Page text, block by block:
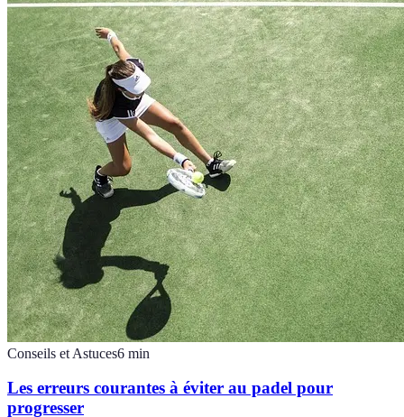
Conseils et Astuces6 min
Les erreurs courantes à éviter au padel pour
progresser